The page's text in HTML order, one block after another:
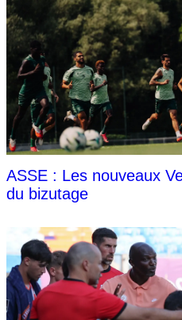
ASSE : Les nouveaux
du bizutage